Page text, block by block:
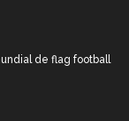
de flag football